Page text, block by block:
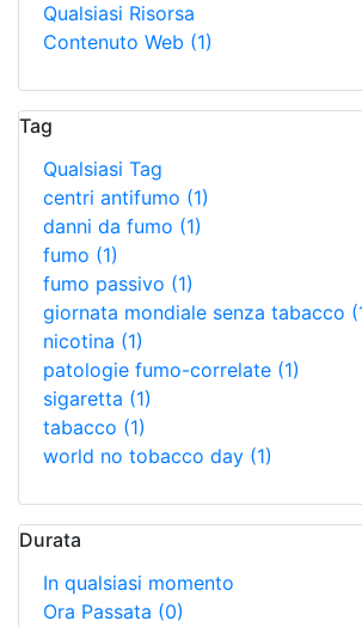
Qualsiasi Risorsa
Contenuto Web (1)
Tag
Qualsiasi Tag
centri antifumo (1)
danni da fumo (1)
fumo (1)
fumo passivo (1)
giornata mondiale senza tabacco
nicotina (1)
patologie fumo-correlate (1)
sigaretta (1)
tabacco (1)
world no tobacco day (1)
Durata
In qualsiasi momento
Ora Passata (0)